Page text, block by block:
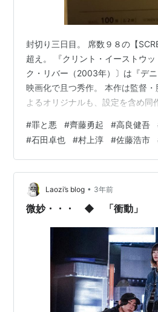
封切り三日目。 席数９８の【
超え。 『クリント・イーストウ
ク・リバー（2003年）〕は『デ
映画化で且つ秀作。 本作は監督
よるオリジナルも、設定を含め同
そのうちの一人が増水した河川敷
れた三人は郊外の廃屋に住む男を
がそこで事件は起きる。 それか
尊敬する父親に倣い刑事として町
元でトマト農家となり、もう一人
後、町の顔役になる。 そしてまた
#罪と悪 #齊藤勇起 #高良健吾
#石田卓也 #村上淳 #佐藤浩市
Laozi’s blog • 3年前
微妙・・・ ◆ 「衝動」